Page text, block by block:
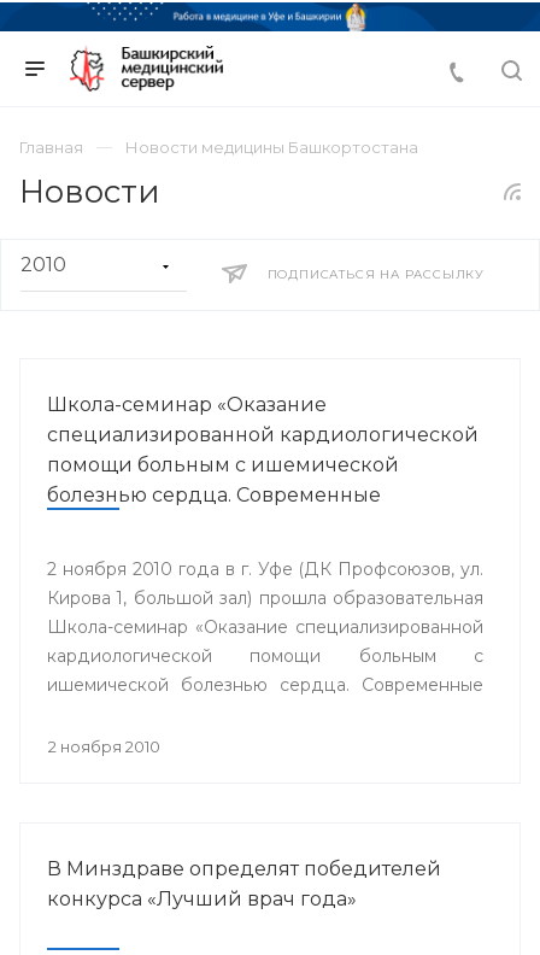
Главная Новости медицины Башкортостана
Новости
ПОДПИСАТЬСЯ НА РАССЫЛКУ
Школа-семинар «Оказание
специализированной кардиологической
помощи больным с ишемической
болезнью сердца. Современные
2 ноября 2010 года в г. Уфе (ДК Профсоюзов, ул.
Кирова 1, большой зал) прошла образовательная
Школа-семинар «Оказание специализированной
кардиологической помощи больным с
ишемической болезнью сердца. Современные
2 ноября 2010
В Минздраве определят победителей
конкурса «Лучший врач года»